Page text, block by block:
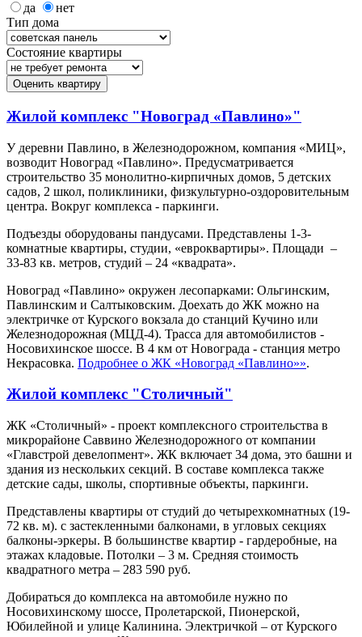
да
нет
Тип дома
Состояние квартиры
Оценить квартиру
Жилой комплекс "Новоград «Павлино»"
У деревни Павлино, в Железнодорожном, компания «МИЦ»,
возводит Новоград «Павлино». Предусматривается
строительство 35 монолитно-кирпичных домов, 5 детских
садов, 2 школ, поликлиники, физкультурно-оздоровительным
центра. Вокруг комплекса - паркинги.
Подъезды оборудованы пандусами. Представлены 1-3-
комнатные квартиры, студии, «евроквартиры». Площади –
33-83 кв. метров, студий – 24 «квадрата».
Новоград «Павлино» окружен лесопарками: Ольгинским,
Павлинским и Салтыковским. Доехать до ЖК можно на
электричке от Курского вокзала до станций Кучино или
Железнодорожная (МЦД-4). Трасса для автомобилистов -
Носовихинское шоссе. В 4 км от Новограда - станция метро
Некрасовка. Подробнее о ЖК «Новоград «Павлино»».
Жилой комплекс "Столичный"
ЖК «Столичный» - проект комплексного строительства в
микрорайоне Саввино Железнодорожного от компании
«Главстрой девелопмент». ЖК включает 34 дома, это башни и
здания из нескольких секций. В составе комплекса также
детские сады, школы, спортивные объекты, паркинги.
Представлены квартиры от студий до четырехкомнатных (19-
72 кв. м). с застекленными балконами, в угловых секциях
балконы-эркеры. В большинстве квартир - гардеробные, на
этажах кладовые. Потолки – 3 м. Средняя стоимость
квадратного метра – 283 590 руб.
Добираться до комплекса на автомобиле нужно по
Носовихинскому шоссе, Пролетарской, Пионерской,
Юбилейной и улице Калинина. Электричкой – от Курского